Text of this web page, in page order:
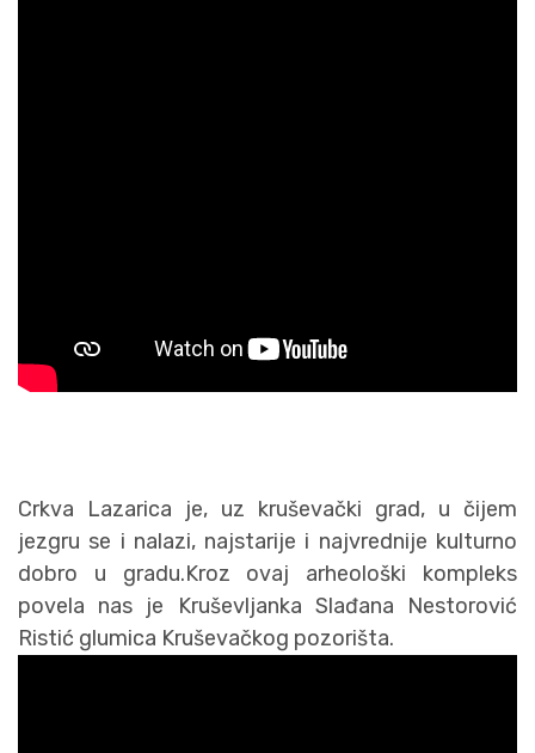
Crkva Lazarica je, uz kruševački grad, u čijem
jezgru se i nalazi, najstarije i najvrednije kulturno
dobro u gradu.Kroz ovaj arheološki kompleks
povela nas je Kruševljanka Slađana Nestorović
Ristić glumica Kruševačkog pozorišta.